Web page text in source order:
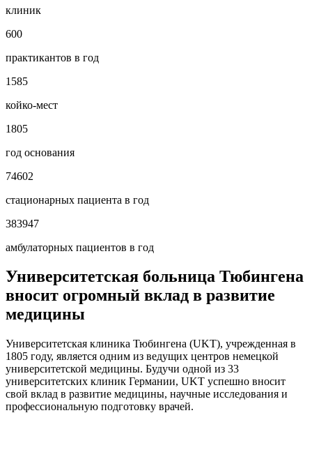
клиник
600
практикантов в год
1585
койко-мест
1805
год основания
74602
стационарных пациента в год
383947
амбулаторных пациентов в год
Университетская больница Тюбингена
вносит огромный вклад в развитие
медицины
Университетская клиника Тюбингена (UKT), учрежденная в
1805 году, является одним из ведущих центров немецкой
университетской медицины. Будучи одной из 33
университетских клиник Германии, UKT успешно вносит
свой вклад в развитие медицины, научные исследования и
профессиональную подготовку врачей.